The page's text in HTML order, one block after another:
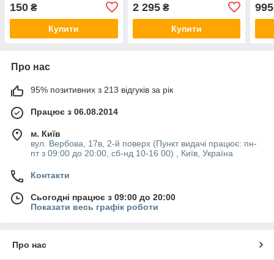
150 ₴
Купити
2 295₴
Купити
995
Про нас
95% позитивних з 213 відгуків за рік
Працює з 06.08.2014
м. Київ
вул. Вербова, 17в, 2-й поверх (Пункт видачі працює: пн-
пт з 09:00 до 20:00, сб-нд 10-16 00) , Київ, Україна
Контакти
Сьогодні працює з 09:00 до 20:00
Показати весь графік роботи
Про нас